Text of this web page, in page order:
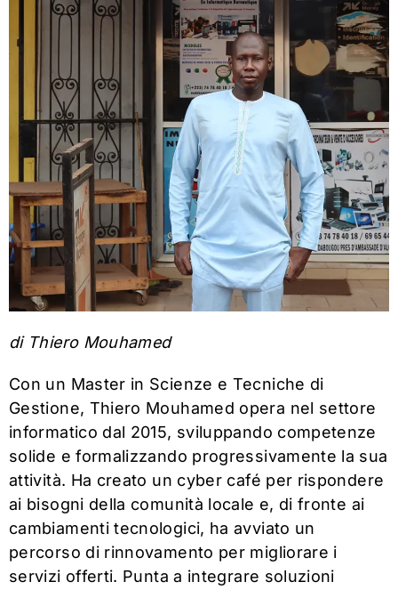
di Thiero Mouhamed
Con un Master in Scienze e Tecniche di
Gestione, Thiero Mouhamed opera nel settore
informatico dal 2015, sviluppando competenze
solide e formalizzando progressivamente la sua
attività. Ha creato un cyber café per rispondere
ai bisogni della comunità locale e, di fronte ai
cambiamenti tecnologici, ha avviato un
percorso di rinnovamento per migliorare i
servizi offerti. Punta a integrare soluzioni